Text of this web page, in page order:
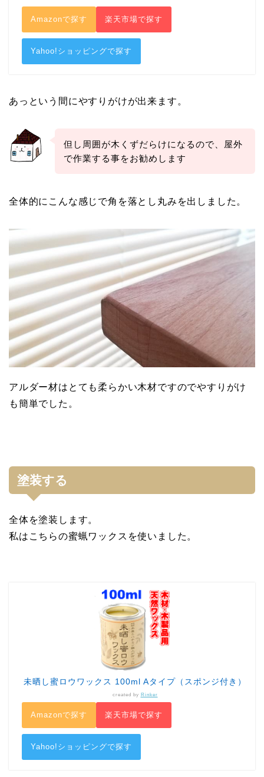
Amazonで探す 楽天市場で探す
Yahoo!ショッピングで探す
あっという間にやすりがけが出来ます。
但し周囲が木くずだらけになるので、屋外
で作業する事をお勧めします
全体的にこんな感じで角を落とし丸みを出しました。
アルダー材はとても柔らかい木材ですのでやすりがけ
も簡単でした。
塗装する
全体を塗装します。
私はこちらの蜜蝋ワックスを使いました。
未晒し蜜ロウワックス 100ml Aタイプ（スポンジ付き）
created by Rinker
Amazonで探す 楽天市場で探す
Yahoo!ショッピングで探す